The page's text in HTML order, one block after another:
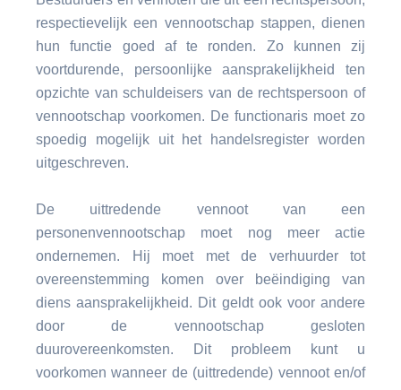
respectievelijk een vennootschap stappen, dienen
hun functie goed af te ronden. Zo kunnen zij
voortdurende, persoonlijke aansprakelijkheid ten
opzichte van schuldeisers van de rechtspersoon of
vennootschap voorkomen. De functionaris moet zo
spoedig mogelijk uit het handelsregister worden
uitgeschreven.
De uittredende vennoot van een
personenvennootschap moet nog meer actie
ondernemen. Hij moet met de verhuurder tot
overeenstemming komen over beëindiging van
diens aansprakelijkheid. Dit geldt ook voor andere
door de vennootschap gesloten
duurovereenkomsten. Dit probleem kunt u
voorkomen wanneer de (uittredende) vennoot en/of